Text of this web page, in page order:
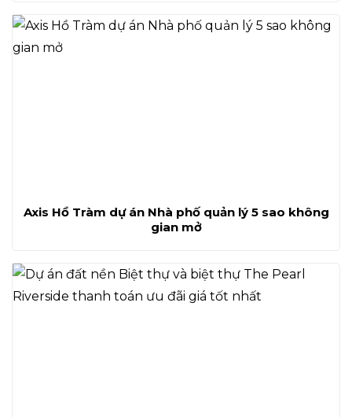
Axis Hồ Tràm dự án Nhà phố quản lý 5 sao không
gian mở